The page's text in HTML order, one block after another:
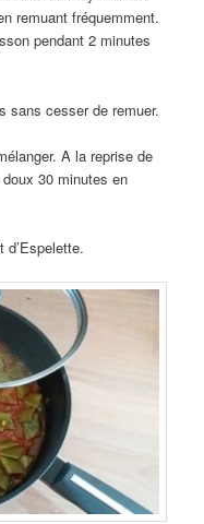
remuant fréquemment.
pendant 2 minutes
sans cesser de remuer.
A la reprise de
30 minutes en